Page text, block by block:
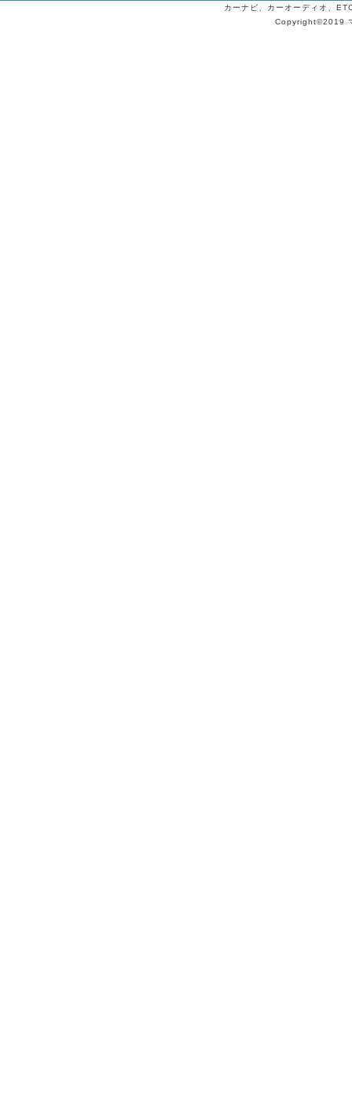
カーナビ、カーオーディオ、
Copyright©2019